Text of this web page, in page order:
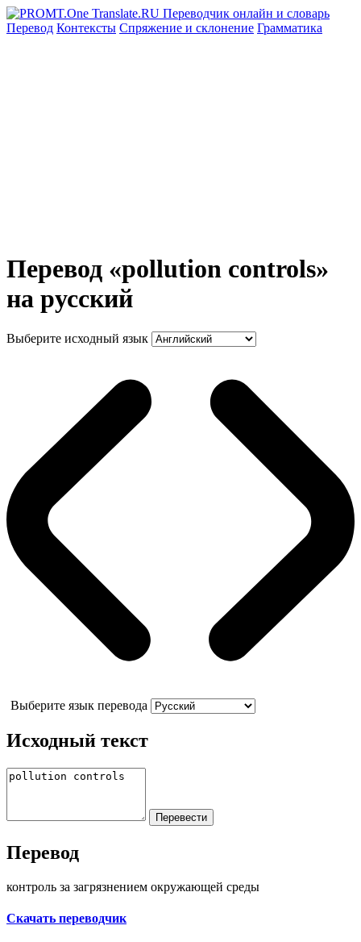
Перевод Контексты Спряжение и склонение Грамматика
Перевод «pollution controls»
на русский
Выберите исходный язык
Выберите язык перевода
Исходный текст
Перевод
контроль за загрязнением окружающей среды
Скачать переводчик